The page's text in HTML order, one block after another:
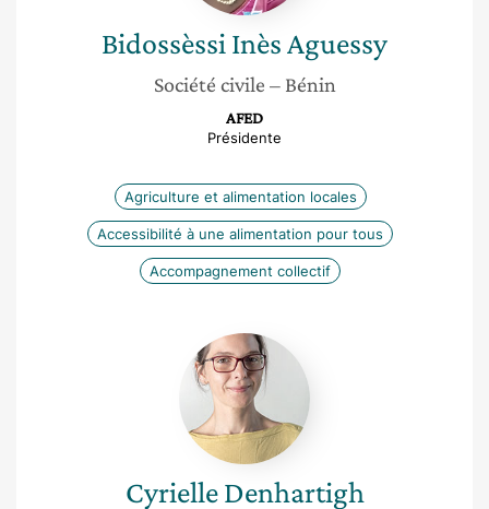
Bidossèssi InèsAguessy
Société civile – Bénin
AFED
Présidente
Agriculture et alimentation locales
Accessibilité à une alimentation pour tous
Accompagnement collectif
Cyrielle
Denhartigh
Cyrielle Denhartigh